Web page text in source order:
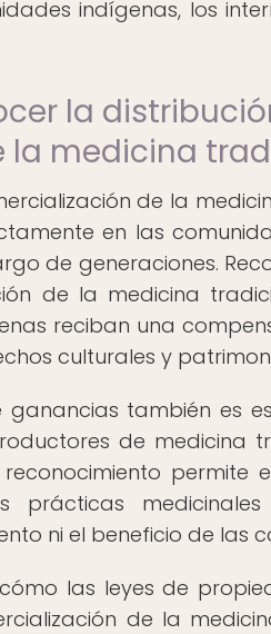
indígenas, los
la
la medicina
de la
en las
de generaciones.
de la medicina
reciban una
culturales y
también es
de medicina
permite
prácticas
ni el beneficio de las
las leyes de
de la